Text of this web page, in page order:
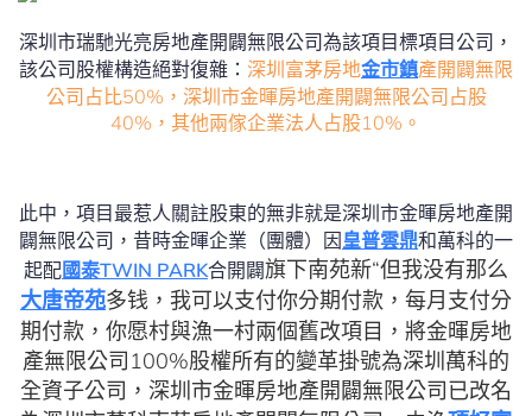
深圳市瑞馳光亮房地產開闢無限公司為該項目標項目公司，
該公司股權構造絕對復雜： 深圳富茅房地金市鎮產開闢無限
公司占比50%，深圳市金暉房地產開闢無限公司占股
40%，其他兩傢企業法人占股10%。
此中，項目最惹人關註股東的無非就是深圳市金暉房地產開
闢無限公司，昔時金暉企業（團體）因皇普雲鼎和萬科的一
起配國泰TWIN PARK合開闢旗下南苑新“但我没有那么
大唐帝苑多钱，我可以支付你分期付款，每月支付分
期付款，你愿村與漁一村兩個舊改項目，將金暉房地
產無限公司100%股權所有的變革掛號為深圳萬科的
全資子公司，深圳市金暉房地產開闢無限公司已改名